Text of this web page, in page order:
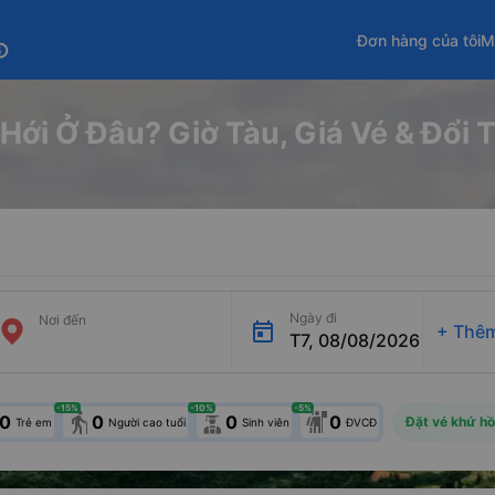
Đơn hàng của tôi
Ở Đâu? Giờ Tàu, Giá Vé & Đổi
Nơi đến Ngày đi
T7, 08/08/2026 +
0 Trẻ em elderly 0 Người cao tuổi
-15%
0 Sinh viên
-10%
0 ĐVCĐ
-5%
Đặt vé khứ